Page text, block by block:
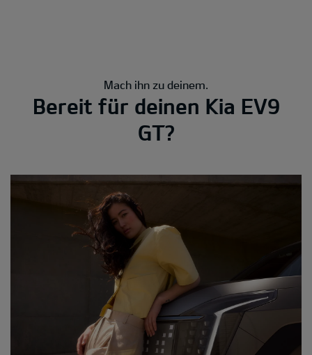
Mach ihn zu deinem.
Bereit für deinen Kia EV9
GT?